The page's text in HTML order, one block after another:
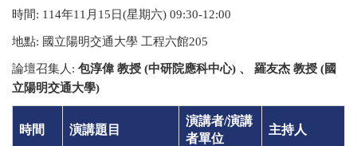
時間: 114年11 月 15 日(星期六) 09:30-12:00
地點: 國立陽明交通大學 工程六館205
論壇召集人 : 包淳偉 教授 (中研院應科中心) 、 羅友杰 教授 (國
立陽明交通大學)
時間 演講題目
演講者/演講
者單位
主持人